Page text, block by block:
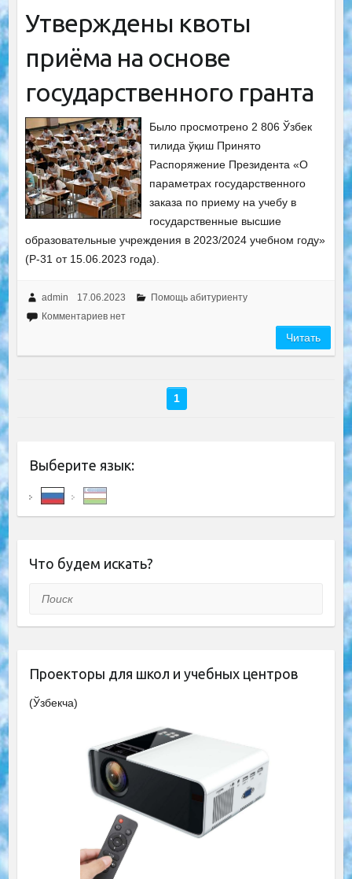
Утверждены квоты
приёма на основе
государственного гранта
Было просмотрено 2 806 Ўзбек
тилида ўқиш Принято
Распоряжение Президента «О
параметрах государственного
заказа по приему на учебу в
государственные высшие
образовательные учреждения в 2023/2024 учебном году»
(Р-31 от 15.06.2023 года).
admin 17.06.2023
Помощь абитуриенту
Комментариев нет
Читать
1
Выберите язык:
Что будем искать?
Поиск
Проекторы для школ и учебных центров
(Ўзбекча)